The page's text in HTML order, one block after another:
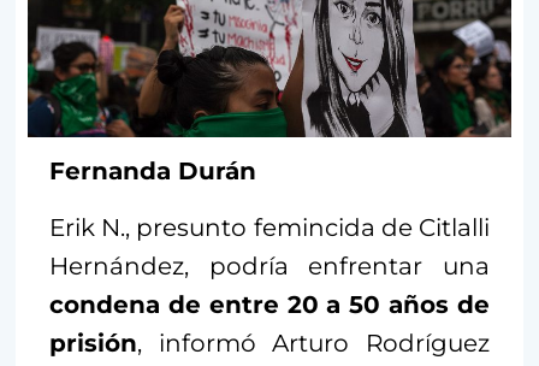
Fernanda Durán
Erik N., presunto femincida de Citlalli
Hernández, podría enfrentar una
condena de entre 20 a 50 años de
prisión, informó Arturo Rodríguez